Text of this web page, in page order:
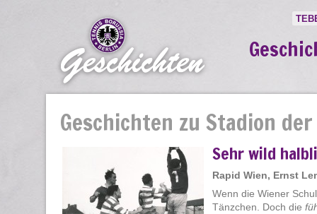
Geschichten zu Stadion
Sehr wild
Rapid Wien, Ernst
Wenn die Wiener
Tänzchen. Doch die